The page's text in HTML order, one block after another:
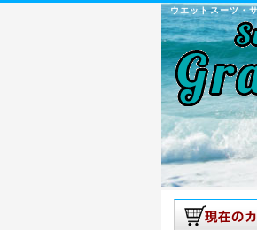
ウエットスーツ・